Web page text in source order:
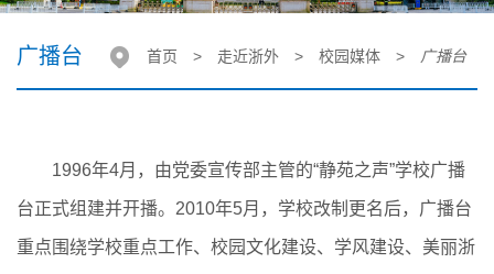
广播台 首页 > 走近浙外 > 校园媒体 > 广播台
1996年4月，由党委宣传部主管的“静苑之声”学校广播
台正式组建并开播。2010年5月，学校改制更名后，广播台
重点围绕学校重点工作、校园文化建设、学风建设、美丽浙